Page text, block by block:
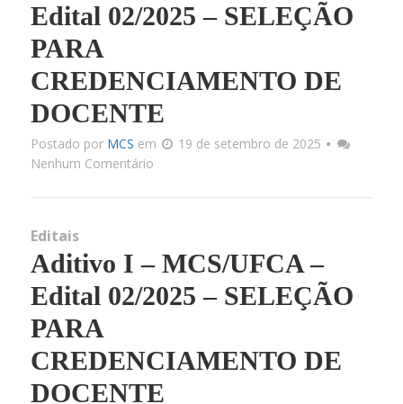
Edital 02/2025 – SELEÇÃO
PARA
CREDENCIAMENTO DE
DOCENTE
Postado por MCS em
19 de setembro de 2025
Nenhum Comentário
Editais
Aditivo I – MCS/UFCA –
Edital 02/2025 – SELEÇÃO
PARA
CREDENCIAMENTO DE
DOCENTE